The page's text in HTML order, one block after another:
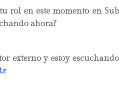
rol en este momento en Sub
ahora?
externo y estoy escuchando
z